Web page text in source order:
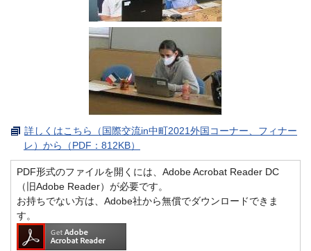
詳しくはこちら（国際交流in中町2021外国コーナー、フィナー
レ）から（PDF：812KB）
PDF形式のファイルを開くには、Adobe Acrobat Reader DC
（旧Adobe Reader）が必要です。
お持ちでない方は、Adobe社から無償でダウンロードできま
す。